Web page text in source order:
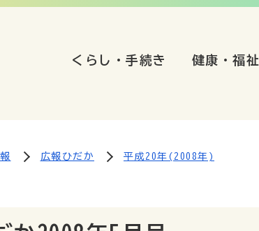
くらし・手続き 健康・福祉
広報ひだか 平成20年(2008年)